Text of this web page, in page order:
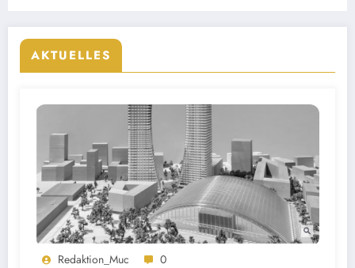
AKTUELLES
Redaktion_Muc 0